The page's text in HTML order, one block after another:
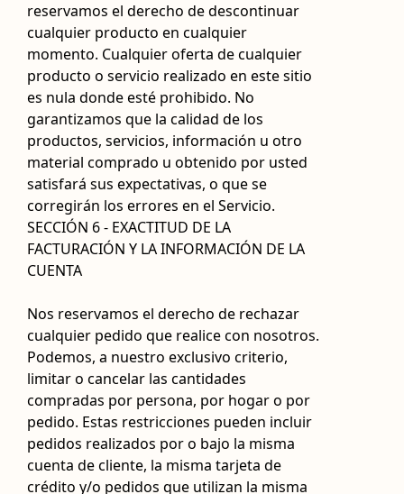
reservamos el derecho de descontinuar
cualquier producto en cualquier
momento. Cualquier oferta de cualquier
producto o servicio realizado en este sitio
es nula donde esté prohibido. No
garantizamos que la calidad de los
productos, servicios, información u otro
material comprado u obtenido por usted
satisfará sus expectativas, o que se
corregirán los errores en el Servicio.
SECCIÓN 6 - EXACTITUD DE LA
FACTURACIÓN Y LA INFORMACIÓN DE LA
CUENTA
Nos reservamos el derecho de rechazar
cualquier pedido que realice con nosotros.
Podemos, a nuestro exclusivo criterio,
limitar o cancelar las cantidades
compradas por persona, por hogar o por
pedido. Estas restricciones pueden incluir
pedidos realizados por o bajo la misma
cuenta de cliente, la misma tarjeta de
crédito y/o pedidos que utilizan la misma